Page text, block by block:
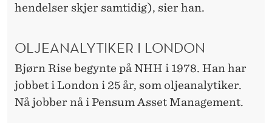
hendelser skjer samtidig), sier han.
OLJEANALYTIKER I LONDON
Bjørn Rise begynte på NHH i 1978. Han har
jobbet i London i 25 år, som oljeanalytiker.
Nå jobber nå i Pensum Asset Management.